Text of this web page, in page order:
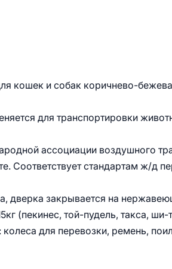
кошек и собак коричнево-
для транспортировки
ассоциации воздушного
Соответствует стандартам ж/д
дверка закрывается на
(пекинес, той-пудель, такса, ши-
для перевозки, ремень,